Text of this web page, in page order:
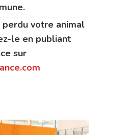
perdu votre animal
le en publiant
sur